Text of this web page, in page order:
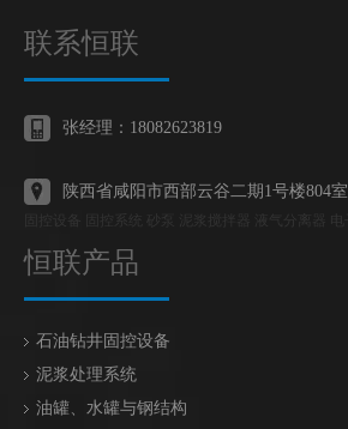
联系恒联
张经理：18082623819
陕西省咸阳市西部云谷二期1号楼804室
恒联产品
石油钻井固控设备
泥浆处理系统
油罐、水罐与钢结构